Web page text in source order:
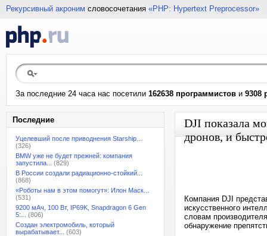
Рекурсивный акроним словосочетания «PHP: Hypertext Preprocessor»
За последние 24 часа нас посетили 162638 программистов и 9308
Последние
Уцелевший после приводнения Starship...
(326)
BMW уже не будет прежней: компания
запустила...
(829)
В России создали радиационно-стойкий...
(868)
«Роботы нам в этом помогут»: Илон Маск...
(531)
9200 мАч, 100 Вт, IP69K, Snapdragon 6 Gen
5:...
(806)
Создан электромобиль, который
вырабатывает...
(603)
DJI показала
дронов, и
Компания DJI
искусственного
словам
обнаружение